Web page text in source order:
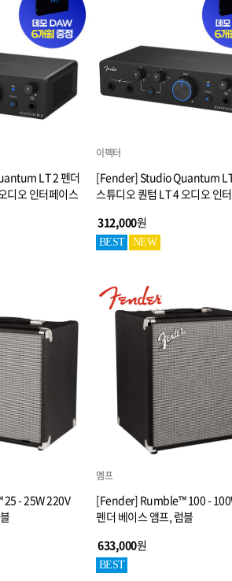
LT 2 펜더
디오 인터페이스
이펙터
[Fender] Studio Quantum
스튜디오 퀀텀 LT 4 오디오 인
312,000원
BEST NEW
- 25W 220V
엠프
[Fender] Rumble™ 100 -
펜더 베이스 앰프, 럼블
633,000원
BEST